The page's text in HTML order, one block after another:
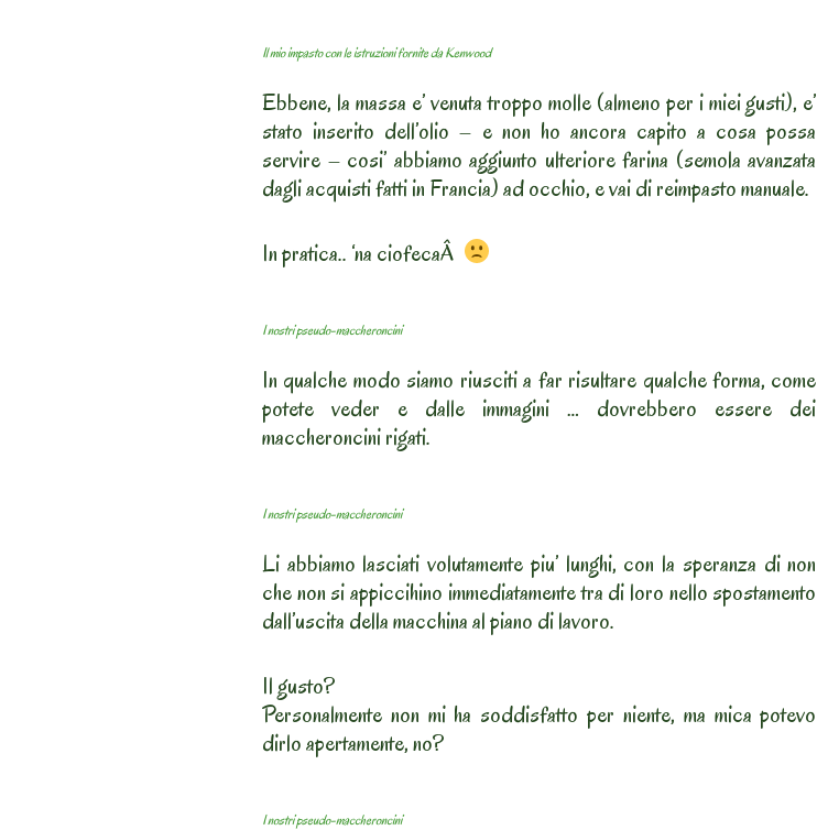
Il mio impasto con le istruzioni fornite da Kenwood
Ebbene, la massa e’ venuta troppo molle (almeno per i miei gusti), e’
stato inserito dell’olio – e non ho ancora capito a cosa possa
servire – cosi’ abbiamo aggiunto ulteriore farina (semola avanzata
dagli acquisti fatti in Francia) ad occhio, e vai di reimpasto manuale.
In pratica.. ‘na ciofecaÂ
I nostri pseudo-maccheroncini
In qualche modo siamo riusciti a far risultare qualche forma, come
potete veder e dalle immagini … dovrebbero essere dei
maccheroncini rigati.
I nostri pseudo-maccheroncini
Li abbiamo lasciati volutamente piu’ lunghi, con la speranza di non
che non si appiccihino immediatamente tra di loro nello spostamento
dall’uscita della macchina al piano di lavoro.
Il gusto?
Personalmente non mi ha soddisfatto per niente, ma mica potevo
dirlo apertamente, no?
I nostri pseudo-maccheroncini